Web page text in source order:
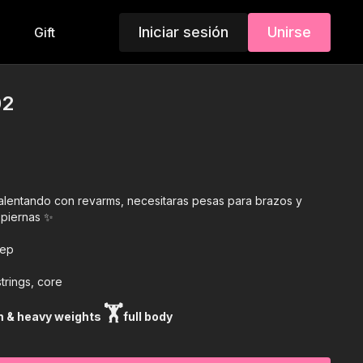
Gift Iniciar sesión Unirse
con revarms, necesitaras pesas para brazos y
✨
core
& heavy weights 🏋full body